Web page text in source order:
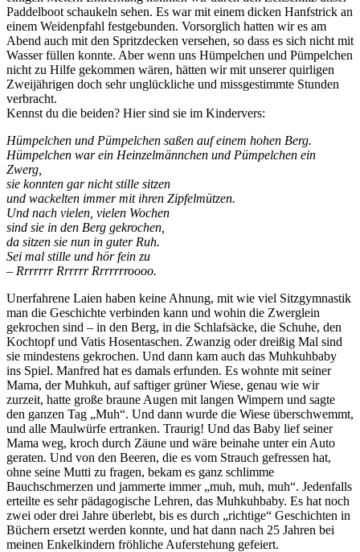
Paddelboot schaukeln sehen. Es war mit einem dicken Hanfstrick an
einem Weidenpfahl festgebunden. Vorsorglich hatten wir es am
Abend auch mit den Spritzdecken versehen, so dass es sich nicht mit
Wasser füllen konnte. Aber wenn uns Hümpelchen und Pümpelchen
nicht zu Hilfe gekommen wären, hätten wir mit unserer quirligen
Zweijährigen doch sehr unglückliche und missgestimmte Stunden
verbracht.
Kennst du die beiden? Hier sind sie im Kindervers:
Hümpelchen und Pümpelchen saßen auf einem hohen Berg.
Hümpelchen war ein Heinzelmännchen und Pümpelchen ein
Zwerg,
sie konnten gar nicht stille sitzen
und wackelten immer mit ihren Zipfelmützen.
Und nach vielen, vielen Wochen
sind sie in den Berg gekrochen,
da sitzen sie nun in guter Ruh.
Sei mal stille und hör fein zu
– Rrrrrrr Rrrrrr Rrrrrrroooo.
Unerfahrene Laien haben keine Ahnung, mit wie viel Sitzgymnastik
man die Geschichte verbinden kann und wohin die Zwerglein
gekrochen sind – in den Berg, in die Schlafsäcke, die Schuhe, den
Kochtopf und Vatis Hosentaschen. Zwanzig oder dreißig Mal sind
sie mindestens gekrochen. Und dann kam auch das Muhkuhbaby
ins Spiel. Manfred hat es damals erfunden. Es wohnte mit seiner
Mama, der Muhkuh, auf saftiger grüner Wiese, genau wie wir
zurzeit, hatte große braune Augen mit langen Wimpern und sagte
den ganzen Tag
Muh . Und dann wurde die Wiese überschwemmt,
und alle Maulwürfe ertranken. Traurig! Und das Baby lief seiner
Mama weg, kroch durch Zäune und wäre beinahe unter ein Auto
geraten. Und von den Beeren, die es vom Strauch gefressen hat,
ohne seine Mutti zu fragen, bekam es ganz schlimme
Bauchschmerzen und jammerte immer muh, muh, muh . Jedenfalls
erteilte es sehr pädagogische Lehren, das Muhkuhbaby. Es hat noch
zwei oder drei Jahre überlebt, bis es durch
richtige
Geschichten in
Büchern ersetzt werden konnte, und hat dann nach 25 Jahren bei
meinen Enkelkindern fröhliche Auferstehung gefeiert.